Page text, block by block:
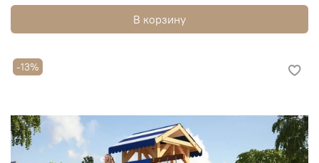
В корзину
-13%